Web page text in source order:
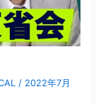
/ 2022年7月